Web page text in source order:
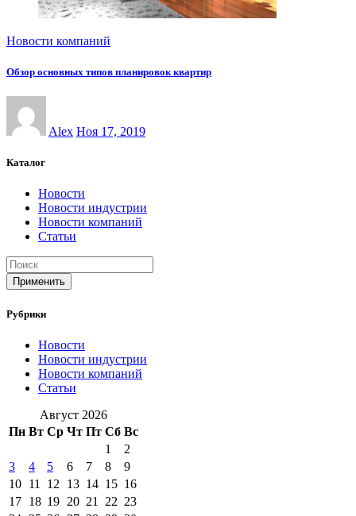
Новости компаний
Обзор основных типов планировок квартир
Alex Ноя 17, 2019
Каталог
Новости
Новости индустрии
Новости компаний
Статьи
Применить
Рубрики
Новости
Новости индустрии
Новости компаний
Статьи
Август 2026
Пн Вт Ср Чт Пт Сб Вс
1
2
3
4 5 6 7 8
9
10 11 12 13 14 15 16
17 18 19 20 21 22 23